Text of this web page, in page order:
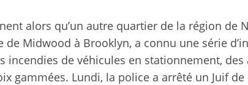
alors qu’un autre quartier de la région de
Midwood à Brooklyn, a connu une série
incendies de véhicules en stationnement,
gammées. Lundi, la police a arrêté un Juif